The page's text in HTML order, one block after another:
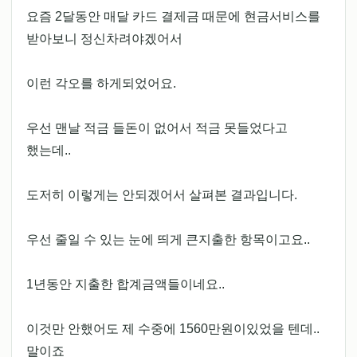
요즘 2달동안 매달 카드 결제금 때문에 현금서비스를
받아보니 정신차려야겠어서
이런 각오를 하게되었어요.
우선 맨날 적금 들돈이 없어서 적금 못들었다고
했는데..
도저히 이렇게는 안되겠어서 살펴본 결과입니다.
우선 줄일 수 있는 눈에 띄게 큰지출한 항목이고요..
1년동안 지출한 합계금액들이네요..
이것만 안했어도 제 수중에 1560만원이있었을 텐데..
말이죠